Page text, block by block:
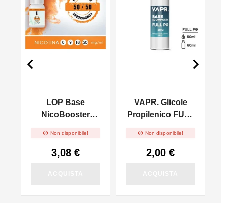
LOP Base
NicoBooster
 Non disponibile!
3,08 €
VAPR. Glicole
Propilenico FULL
 Non disponibile!
2,00 €
 